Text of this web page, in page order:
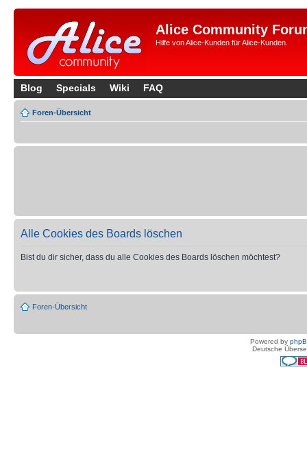
Alice Community
Hilfe von Alice-Kunden für Alice-Kunden.
Blog Specials Wiki FAQ
Foren-Übersicht
Alle Cookies des Boards löschen
Bist du dir sicher, dass du alle Cookies des Boards löschen möchtest?
Foren-Übersicht
Powered by
Deutsche